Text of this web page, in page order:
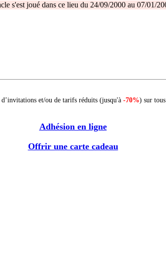
s'est joué dans ce lieu du 24/09/2000 au 07/01/
et/ou de tarifs réduits (jusqu'à -70%) sur tous
Adhésion en ligne
Offrir une carte cadeau